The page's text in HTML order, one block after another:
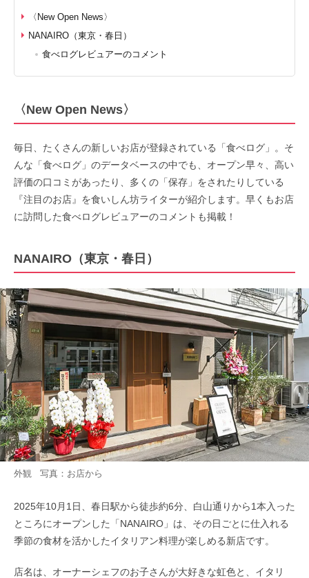
〈New Open News〉
NANAIRO（東京・春日）
食べログレビュアーのコメント
〈New Open News〉
毎日、たくさんの新しいお店が登録されている「食べログ」。そ
んな「食べログ」のデータベースの中でも、オープン早々、高い
評価の口コミがあったり、多くの「保存」をされたりしている
『注目のお店』を食いしん坊ライターが紹介します。早くもお店
に訪問した食べログレビュアーのコメントも掲載！
NANAIRO（東京・春日）
外観 写真：お店から
2025年10月1日、春日駅から徒歩約6分、白山通りから1本入った
ところにオープンした「NANAIRO」は、その日ごとに仕入れる
季節の食材を活かしたイタリアン料理が楽しめる新店です。
店名は、オーナーシェフのお子さんが大好きな虹色と、イタリ